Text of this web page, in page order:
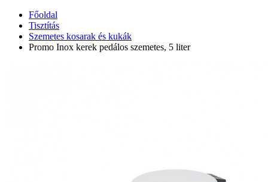
Főoldal
Tisztítás
Szemetes kosarak és kukák
Promo Inox kerek pedálos szemetes, 5 liter